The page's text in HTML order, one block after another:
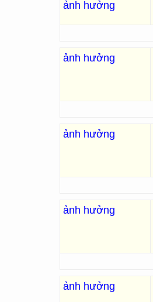
ảnh hưởng
ảnh hưởng
ảnh hưởng
ảnh hưởng
ảnh hưởng